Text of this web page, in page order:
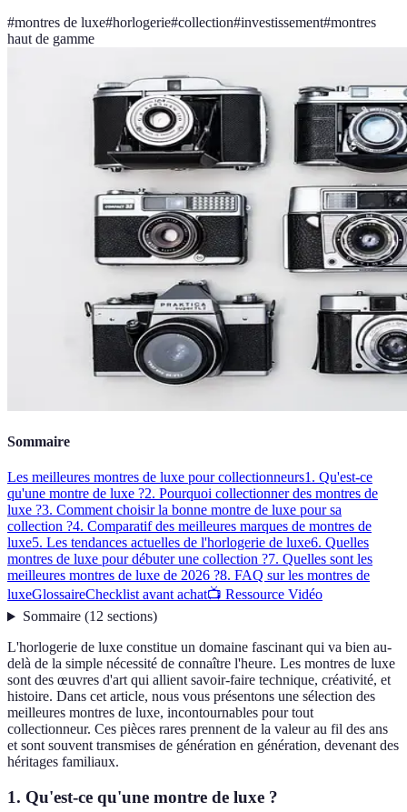
#montres de luxe#horlogerie#collection#investissement#montres
haut de gamme
Sommaire
Les meilleures montres de luxe pour collectionneurs1. Qu'est-ce
qu'une montre de luxe ?2. Pourquoi collectionner des montres de
luxe ?3. Comment choisir la bonne montre de luxe pour sa
collection ?4. Comparatif des meilleures marques de montres de
luxe5. Les tendances actuelles de l'horlogerie de luxe6. Quelles
montres de luxe pour débuter une collection ?7. Quelles sont les
meilleures montres de luxe de 2026 ?8. FAQ sur les montres de
luxeGlossaireChecklist avant achat📺 Ressource Vidéo
Sommaire(12 sections)
L'horlogerie de luxe constitue un domaine fascinant qui va bien au-
delà de la simple nécessité de connaître l'heure. Les montres de luxe
sont des œuvres d'art qui allient savoir-faire technique, créativité, et
histoire. Dans cet article, nous vous présentons une sélection des
meilleures montres de luxe, incontournables pour tout
collectionneur. Ces pièces rares prennent de la valeur au fil des ans
et sont souvent transmises de génération en génération, devenant des
héritages familiaux.
1. Qu'est-ce qu'une montre de luxe ?